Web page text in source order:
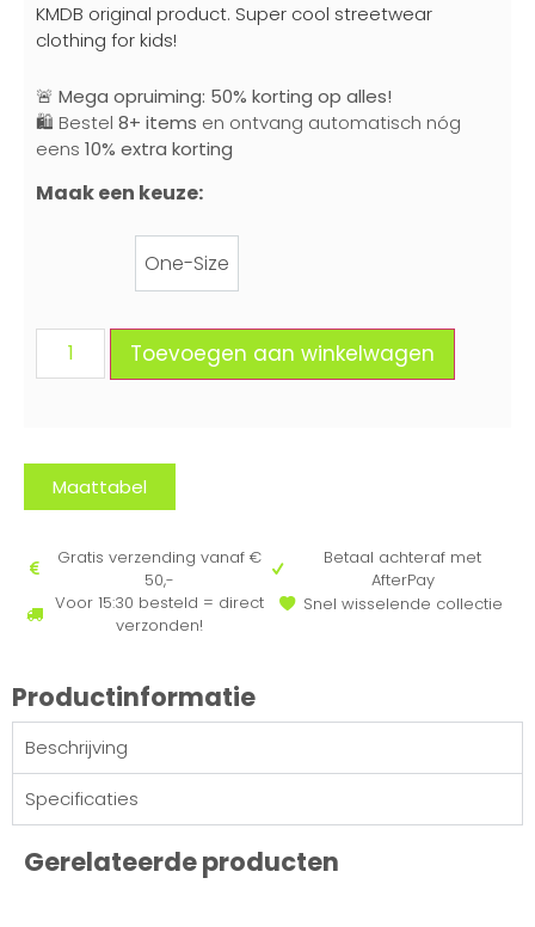
KMDB original product. Super cool streetwear
clothing for kids!
🚨 Mega opruiming: 50% korting op alles!
🛍️ Bestel 8+ items en ontvang automatisch nóg
eens 10% extra korting
Maak een keuze:
One-Size
One-Size
Toevoegen aan winkelwagen
Maattabel
Gratis verzending vanaf €
50,-
Voor 15:30 besteld = direct
verzonden!
Betaal achteraf met
AfterPay
Snel wisselende collectie
Productinformatie
Beschrijving
Specificaties
Gerelateerde producten